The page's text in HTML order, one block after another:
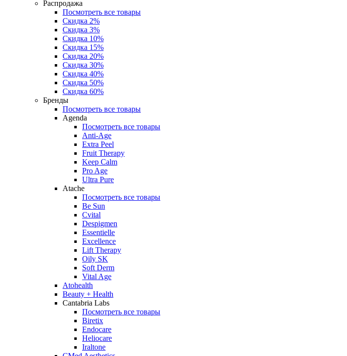
Распродажа
Посмотреть все товары
Скидка 2%
Скидка 3%
Скидка 10%
Скидка 15%
Скидка 20%
Скидка 30%
Скидка 40%
Скидка 50%
Скидка 60%
Бренды
Посмотреть все товары
Agenda
Посмотреть все товары
Anti‑Age
Extra Peel
Fruit Therapy
Keep Calm
Pro Age
Ultra Pure
Atache
Посмотреть все товары
Be Sun
Cvital
Despigmen
Essentielle
Excellence
Lift Therapy
Oily SK
Soft Derm
Vital Age
Atohealth
Beauty + Health
Cantabria Labs
Посмотреть все товары
Biretix
Endocare
Heliocare
Iraltone